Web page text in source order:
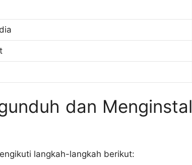
dan Menginstal
langkah-langkah berikut: